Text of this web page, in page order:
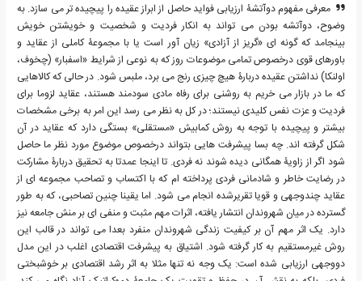
معرفی مفهوم دوآتشۀ ارزیابی فواید حاصل از ابراز عقیده را پیچیده تر می سازد. به
وضوح، دوآتشه بودن می تواند به انکار فردیت و شخصیت و خویشتن خویش
بینجامد که گونه ای «گریز از آزادی» زیان آور است یا با مجموعۀ کاملی از عقاید و
باورهای قوی درخصوص تمامی موضوعات روز که به نوعی از شرایط «اسفبار» (چخوف،
اولنکا) نداشتن عقیده دربارۀ هیچ چیزی رنج می برد، ملبس شود. در حالی که کالاهایی
که ما در بازار می خریم به روشنی برای رفاه مادی سودمند هستند، عقاید لزوما برای
فردیت و عزت نفس کلیدی نیستند؛ در کل به نظر می رسد این امر به برخی مشخصات
بیشتر و پیچیده با توجه به روش کمابیش «مستقلی» بستگی دارد که عقاید در آن
شکل گرفته اند. چه بسا پیشرفت هایی بتواند درخصوص موضوع مورد نظر ما حاصل
شود اگر از زاویۀ همگانی دیده شوند نه فردی. تا اینجا عمدتا به تحقیق دربارۀ مشارکت
در رضایت خاطر و شادمانی فردی پرداخته ام که با اکتساب و تصاحب مجموعه ای از
عقاید چندوجهی و قویا تقریرشده انجام می شود. اما یقینا چنین تصاحبی، که به طور
گسترده در میان شهروندان انتشار یافته، اثرات مهم مثبت و منفی ای بر منش جامعه نیز
دارد. یک اثر مهم آن بر کیفیت زندگی شهروندان منفرد بعدا می تواند در قالب این
روش غیرمستقیم به کار گرفته شود. اشتیاق به پیشرفت اقتصادی اغلب در این مدل
دووجهی ارزیابی شده است: یک وجه نه تنها مثلا به اثر رشد اقتصادی بر خوشبختی